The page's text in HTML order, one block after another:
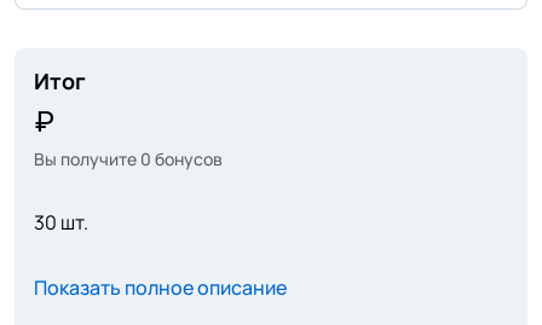
Итог
Вы получите 0 бонусов
30 шт.
Показать полное описание